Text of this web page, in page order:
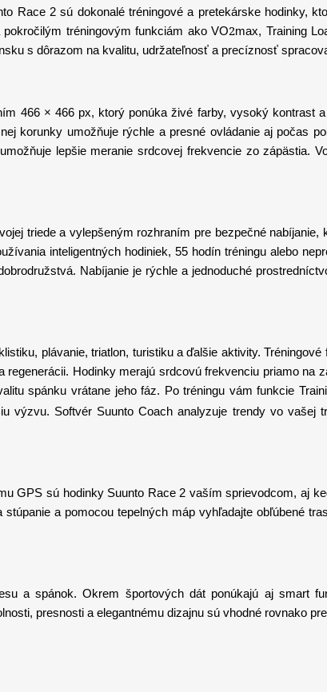
Race 2 sú dokonalé tréningové a pretekárske hodinky,
tréningovým funkciám ako VO2max, Training
s dôrazom na kvalitu, udržateľnosť a precíznosť
466 × 466 px, ktorý ponúka živé farby, vysoký kontrast
korunky umožňuje rýchle a presné ovládanie aj počas
lepšie meranie srdcovej frekvencie zo zápästia.
triede a vylepšeným rozhraním pre bezpečné
inteligentných hodiniek, 55 hodín tréningu alebo
Nabíjanie je rýchle a jednoduché
plávanie, triatlon, turistiku a ďalšie aktivity.
Hodinky merajú srdcovú frekvenciu priamo na
spánku vrátane jeho fáz. Po tréningu vám funkcie
výzvu. Softvér Suunto Coach analyzuje trendy vo vašej
GPS sú hodinky Suunto Race 2 vaším sprievodcom, aj
a pomocou tepelných máp vyhľadajte obľúbené
a spánok. Okrem športových dát ponúkajú aj smart
presnosti a elegantnému dizajnu sú vhodné rovnako